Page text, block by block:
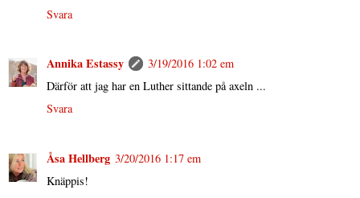
Svara
Annika Estassy
3/19/2016 1:02 em
Därför att jag har en Luther sittande på axeln ...
Svara
Åsa Hellberg 3/20/2016 1:17 em
Knäppis!